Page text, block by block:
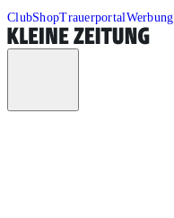
ClubShopTrauerportalWerbung